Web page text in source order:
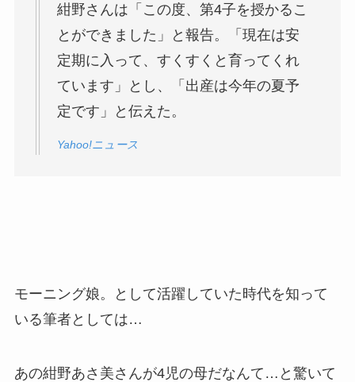
紺野さんは「この度、第4子を授かるこ
とができました」と報告。「現在は安
定期に入って、すくすくと育ってくれ
ています」とし、「出産は今年の夏予
定です」と伝えた。
Yahoo!ニュース
モーニング娘。として活躍していた時代を知って
いる筆者としては…
あの紺野あさ美さんが4児の母だなんて…と驚いて